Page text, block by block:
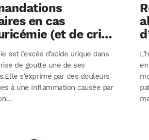
en cas
(et de crise
est l’excès d’acide urique dans
de goutte une de ses
s’exprime par des douleurs
à une inflammation causée par